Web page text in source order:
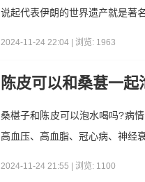
说起代表伊朗的世界遗产就是著
2024-11-24 22:04 | 浏览: 1963
陈皮可以和桑葚一起
桑椹子和陈皮可以泡水喝吗?病
高血压、高血脂、冠心病、神经
2024-11-24 21:55 | 浏览: 1100